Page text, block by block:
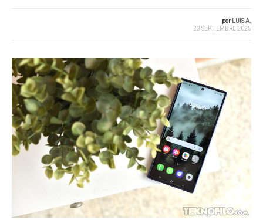
por LUIS A.
23 SEPTIEMBRE 2025